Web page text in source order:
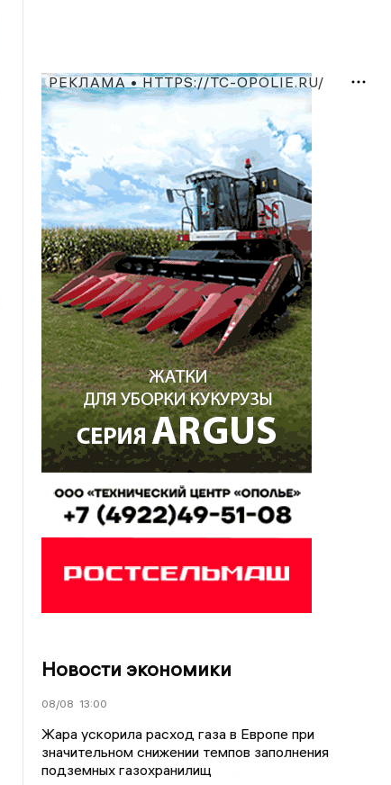
РЕКЛАМА • HTTPS://TC-OPOLIE.RU/
Новости экономики
08/08 13:00
Жара ускорила расход газа в Европе при
значительном снижении темпов заполнения
подземных газохранилищ